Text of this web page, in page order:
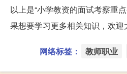
以上是“小学教资的面试考察重
果想要学习更多相关知识，欢迎
网络标签： 教师职业